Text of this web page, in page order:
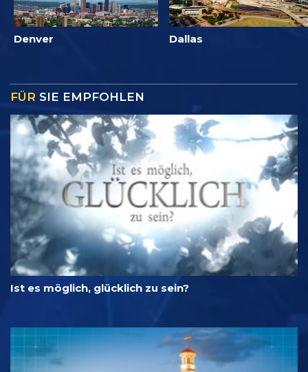
Denver Dallas
FÜR SIE EMPFOHLEN
Ist es möglich, glücklich zu sein?